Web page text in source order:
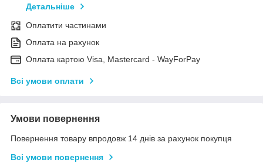
Детальніше
Оплатити частинами
Оплата на рахунок
Оплата картою Visa, Mastercard - WayForPay
Всі умови оплати
Умови повернення
Повернення товару впродовж 14 днів за рахунок покупця
Всі умови повернення